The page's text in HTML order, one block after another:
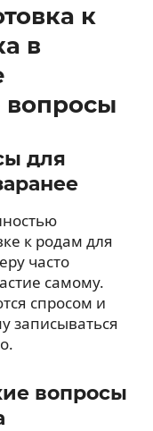
к
в
вопросы
для
к родам для
часто
самому.
спросом и
записываться
вопросы